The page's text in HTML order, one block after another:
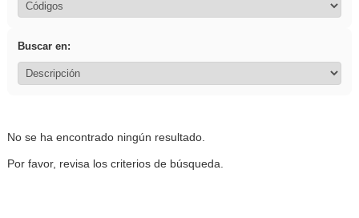
Buscar en:
No se ha encontrado ningún resultado.
Por favor, revisa los criterios de búsqueda.